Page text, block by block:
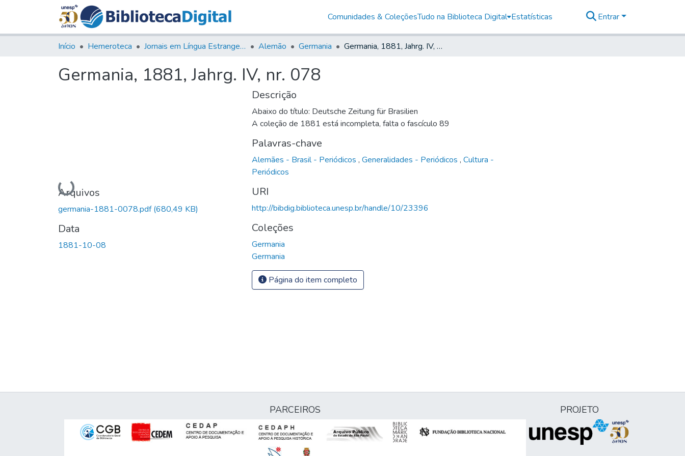
Comunidades & ColeçõesTudo na Biblioteca Digital Estatísticas Entrar
Início Hemeroteca Jornais em Língua Estrangeira Alemão Germania Germania, 1881, Jahrg. IV, nr. 078
Germania, 1881, Jahrg. IV, nr. 078
Carregando...
Arquivos
germania-1881-0078.pdf(680,49 KB)
Data
1881-10-08
Descrição
Abaixo do título: Deutsche Zeitung für Brasilien
A coleção de 1881 está incompleta, falta o fascículo 89
Palavras-chave
Alemães - Brasil - Periódicos , Generalidades - Periódicos , Cultura -
Periódicos
URI
http://bibdig.biblioteca.unesp.br/handle/10/23396
Coleções
Germania
Germania
Página do item completo
PARCEIROS PROJETO